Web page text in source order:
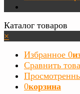
Каталог товаров
×
Избранное 0
Сравнить
0корзина